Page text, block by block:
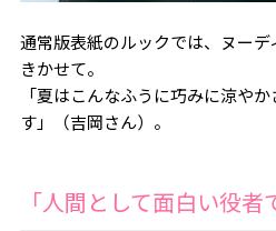
通常版表紙のルックでは、ヌー
きかせて。
「夏はこんなふうに巧みに涼や
す」（吉岡さん）。
「人間として面白い役者